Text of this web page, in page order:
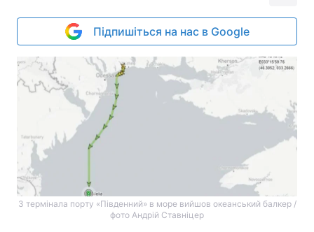
Підпишіться на нас в Google
З термінала порту «Південний» в море вийшов океанський балкер /
фото Андрій Ставніцер